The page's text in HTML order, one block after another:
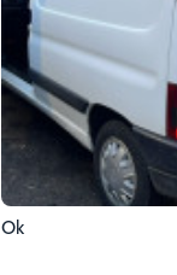
Ok